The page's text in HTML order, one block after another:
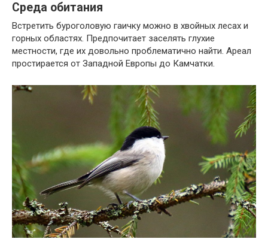
Среда обитания
Встретить буроголовую гаичку можно в хвойных лесах и
горных областях. Предпочитает заселять глухие
местности, где их довольно проблематично найти. Ареал
простирается от Западной Европы до Камчатки.